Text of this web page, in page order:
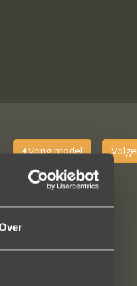
Vorig model